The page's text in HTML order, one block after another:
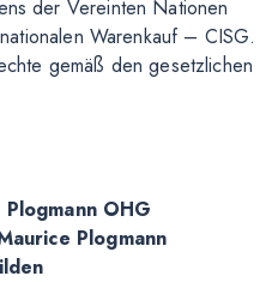
der Vereinten Nationen
Warenkauf – CISG.
gemäß den gesetzlichen
OHG
Plogmann